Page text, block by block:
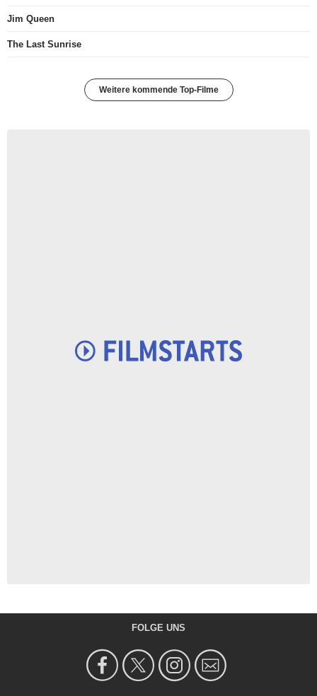
Jim Queen
The Last Sunrise
Weitere kommende Top-Filme
FOLGE UNS